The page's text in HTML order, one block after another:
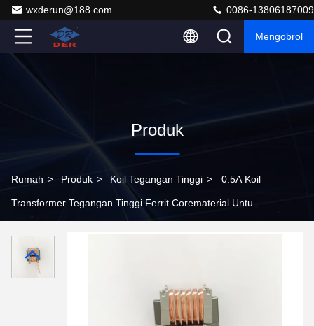
wxderun@188.com 0086-13806187009
Mengobrol
Produk
Rumah > Produk > Koil Tegangan Tinggi > 0.5A Koil
Transformer Tegangan Tinggi Ferrit Corematerial Untuk